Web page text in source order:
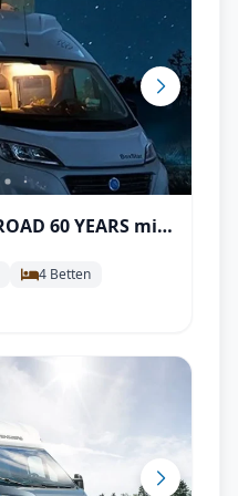
60 YEARS mit
Markise,
uvm.
4 Betten